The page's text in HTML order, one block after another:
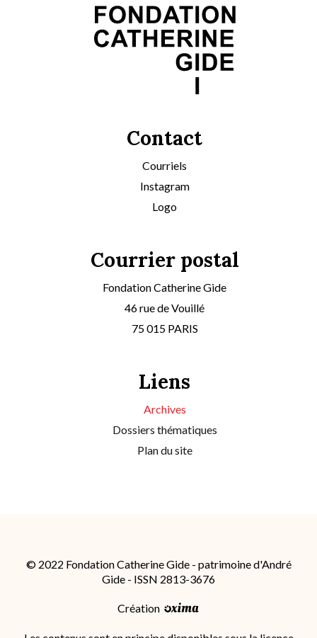
Contact
Courriels
Instagram
Logo
Courrier postal
Fondation Catherine Gide
46 rue de Vouillé
75 015 PARIS
Liens
Archives
Dossiers thématiques
Plan du site
© 2022 Fondation Catherine Gide - patrimoine d'André
Gide - ISSN 2813-3676
Création